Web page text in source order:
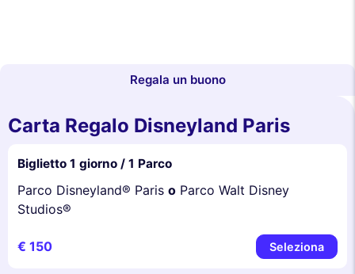
Regala un buono
Carta Regalo Disneyland Paris
Biglietto 1 giorno / 1 Parco
Parco Disneyland® Paris o Parco Walt Disney
Studios®
€ 150 Seleziona